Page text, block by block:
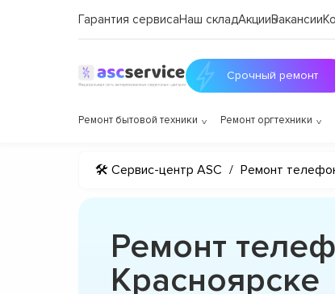
Гарантия сервисаНаш складАкцииВакансии
Срочный ремонт
Ремонт бытовой техники Ремонт оргтехники
🛠 Сервис-центр ASC / Ремонт
Ремонт
Красноярске